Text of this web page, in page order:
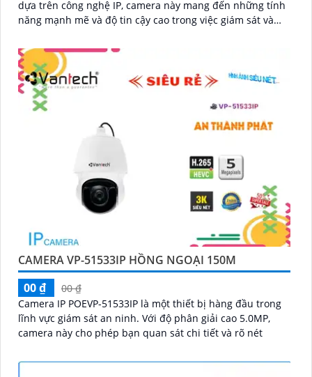
dựa trên công nghệ IP, camera này mang đến những tính
năng mạnh mẽ và độ tin cậy cao trong việc giám sát và
CAMERA VP-51533IP HỒNG NGOẠI 150M
00 ₫
00 ₫
Camera IP POEVP-51533IP là một thiết bị hàng đầu trong
lĩnh vực giám sát an ninh. Với độ phân giải cao 5.0MP,
camera này cho phép bạn quan sát chi tiết và rõ nét